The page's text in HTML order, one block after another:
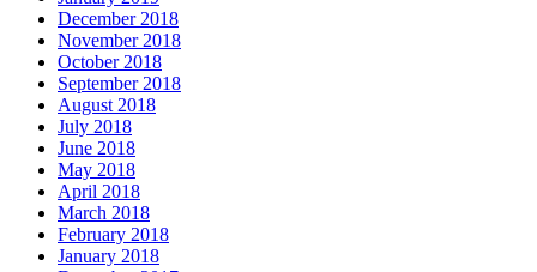
December 2018
November 2018
October 2018
September 2018
August 2018
July 2018
June 2018
May 2018
April 2018
March 2018
February 2018
January 2018